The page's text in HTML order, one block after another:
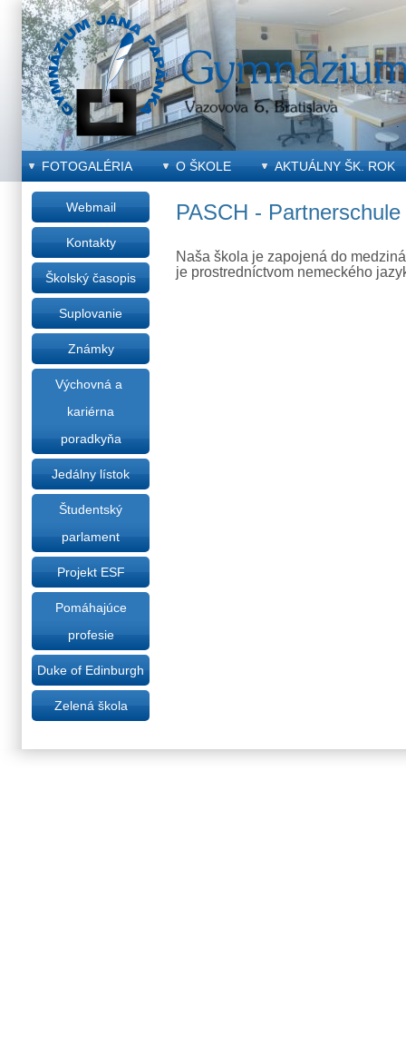
FOTOGALÉRIA O ŠKOLE AKTUÁLNY ŠK. ROK
PASCH - Partnerschule
Naša škola je zapojená do
je prostredníctvom nemeckého
Webmail
Kontakty
Školský časopis
Suplovanie
Známky
Výchovná a
kariérna
poradkyňa
Jedálny lístok
Študentský
parlament
Projekt ESF
Pomáhajúce
profesie
Duke of Edinburgh
Zelená škola